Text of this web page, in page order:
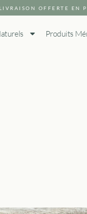
OFFERTE EN
Produits